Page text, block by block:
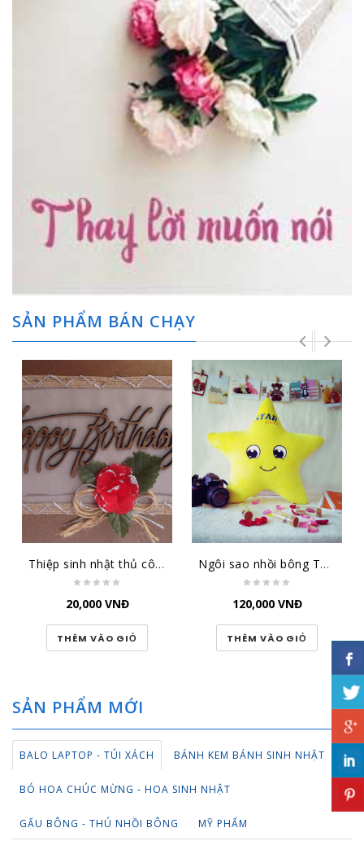
SẢN PHẨM BÁN CHẠY
Thiệp sinh nhật thủ công đại lớn SN-DL-1501
20,000 VNĐ
THÊM VÀO GIỎ
Ngôi sao nhồi bông TBNS
120,000 VNĐ
THÊM VÀO GIỎ
SẢN PHẨM MỚI
BALO LAPTOP - TÚI XÁCH BÁNH KEM BÁNH SINH NHẬT
BÓ HOA CHÚC MỪNG - HOA SINH NHẬT
GẤU BÔNG - THÚ NHỒI BÔNG MỸ PHẨM